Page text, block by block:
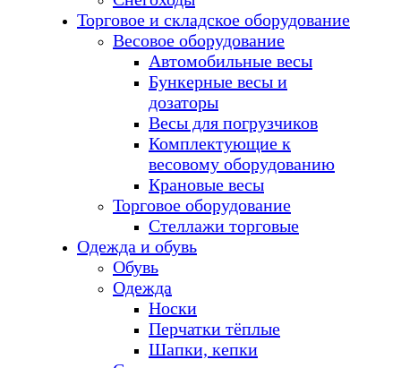
Торговое и складское оборудование
Весовое оборудование
Автомобильные весы
Бункерные весы и
дозаторы
Весы для погрузчиков
Комплектующие к
весовому оборудованию
Крановые весы
Торговое оборудование
Стеллажи торговые
Одежда и обувь
Обувь
Одежда
Носки
Перчатки тёплые
Шапки, кепки